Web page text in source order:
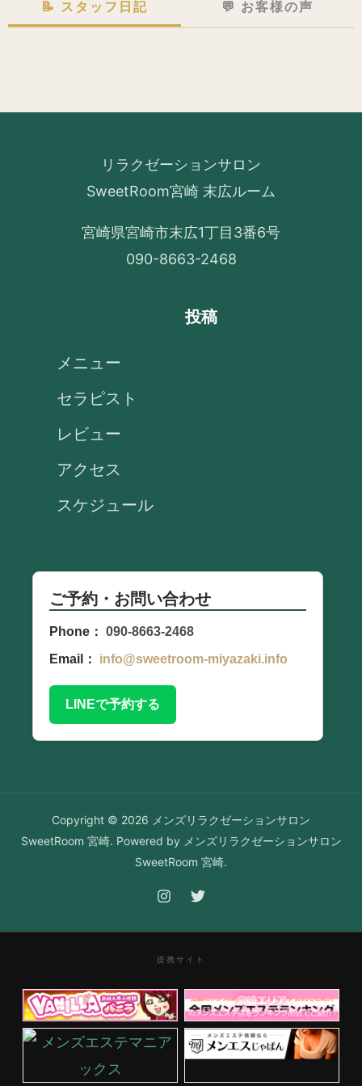
📝 スタッフ日記 💬 お客様の声
リラクゼーションサロン
SweetRoom宮崎 末広ルーム
宮崎県宮崎市末広1丁目3番6号
090-8663-2468
投稿
メニュー
セラピスト
レビュー
アクセス
スケジュール
ご予約・お問い合わせ
Phone： 090-8663-2468
Email：
info@sweetroom-miyazaki.info
LINEで予約する
Copyright © 2026 メンズリラクゼーションサロン
SweetRoom 宮崎. Powered by メンズリラクゼーションサロン
SweetRoom 宮崎.
提携サイト